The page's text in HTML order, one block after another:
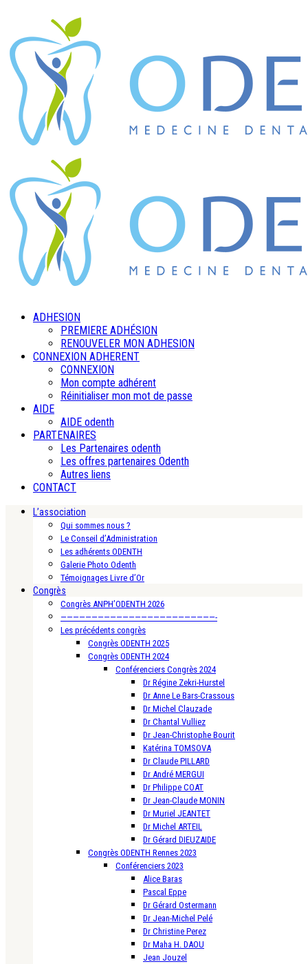
ADHESION
PREMIERE ADHÉSION
RENOUVELER MON ADHESION
CONNEXION ADHERENT
CONNEXION
Mon compte adhérent
Réinitialiser mon mot de passe
AIDE
AIDE odenth
PARTENAIRES
Les Partenaires odenth
Les offres partenaires Odenth
Autres liens
CONTACT
L’association
Qui sommes nous ?
Le Conseil d’Administration
Les adhérents ODENTH
Galerie Photo Odenth
Témoignages Livre d’Or
Congrès
Congrès ANPH’ODENTH 2026
—————————————————————————-
Les précédents congrès
Congrès ODENTH 2025
Congrès ODENTH 2024
Conférenciers Congrès 2024
Dr Régine Zekri-Hurstel
Dr Anne Le Bars-Crassous
Dr Michel Clauzade
Dr Chantal Vulliez
Dr Jean-Christophe Bourit
Katérina TOMSOVA
Dr Claude PILLARD
Dr André MERGUI
Dr Philippe COAT
Dr Jean-Claude MONIN
Dr Muriel JEANTET
Dr Michel ARTEIL
Dr Gérard DIEUZAIDE
Congrès ODENTH Rennes 2023
Conférenciers 2023
Alice Baras
Pascal Eppe
Dr Gérard Ostermann
Dr Jean-Michel Pelé
Dr Christine Perez
Dr Maha H. DAOU
Jean Jouzel